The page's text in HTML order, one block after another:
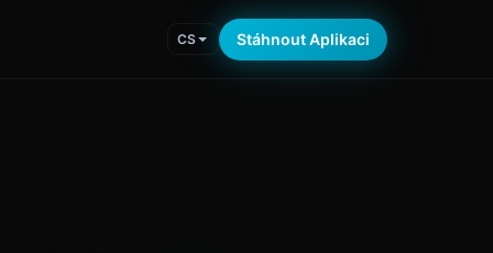
CS Stáhnout Aplikaci